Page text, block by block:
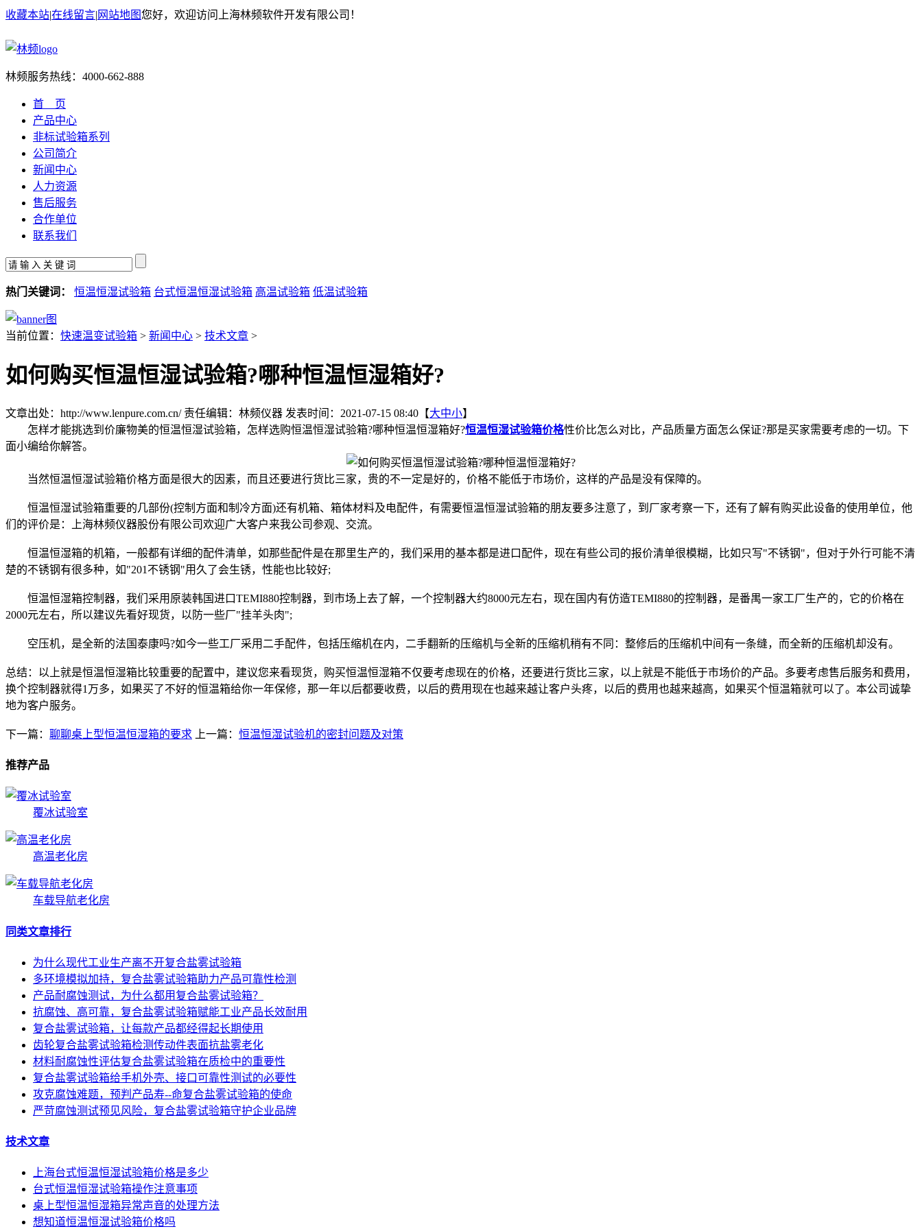
收藏本站|在线留言| 网站地图您好，欢迎访问上海林频软件开发有限公司！
林频服务热线： 4000-662-888
首 页
产品中心
非标试验箱系列
公司简介
新闻中心
人力资源
售后服务
合作单位
联系我们
热门关键词： 恒温恒湿试验箱 台式恒温恒湿试验箱 高温试验箱 低温试验箱
当前位置： 快速温变试验箱 > 新闻中心 > 技术文章 >
如何购买恒温恒湿试验箱?哪种恒温恒湿箱好?
文章出处：http://www.lenpure.com.cn/ 责任编辑：林频仪器 发表时间：2021-07-15 08:40【大中小】
怎样才能挑选到价廉物美的恒温恒湿试验箱，怎样选购恒温恒湿试验箱?哪种恒温恒湿箱好?恒温恒湿试验箱价格性价比怎么对比，产品质量方面怎么保证?那是买家需要考虑的一切。下
面小编给你解答。
当然恒温恒湿试验箱价格方面是很大的因素，而且还要进行货比三家，贵的不一定是好的，价格不能低于市场价，这样的产品是没有保障的。
恒温恒湿试验箱重要的几部份(控制方面和制冷方面)还有机箱、箱体材料及电配件，有需要恒温恒湿试验箱的朋友要多注意了，到厂家考察一下，还有了解有购买此设备的使用单位，他
们的评价是：上海林频仪器股份有限公司欢迎广大客户来我公司参观、交流。
恒温恒湿箱的机箱，一般都有详细的配件清单，如那些配件是在那里生产的，我们采用的基本都是进口配件，现在有些公司的报价清单很模糊，比如只写"不锈钢"，但对于外行可能不清
楚的不锈钢有很多种，如"201不锈钢"用久了会生锈，性能也比较好;
恒温恒湿箱控制器，我们采用原装韩国进口TEMI880控制器，到市场上去了解，一个控制器大约8000元左右，现在国内有仿造TEMI880的控制器，是番禺一家工厂生产的，它的价格在
2000元左右，所以建议先看好现货，以防一些厂"挂羊头肉";
空压机，是全新的法国泰康吗?如今一些工厂采用二手配件，包括压缩机在内，二手翻新的压缩机与全新的压缩机稍有不同：整修后的压缩机中间有一条缝，而全新的压缩机却没有。
总结：以上就是恒温恒湿箱比较重要的配置中，建议您来看现货，购买恒温恒湿箱不仅要考虑现在的价格，还要进行货比三家，以上就是不能低于市场价的产品。多要考虑售后服务和费用，
换个控制器就得1万多，如果买了不好的恒温箱给你一年保修，那一年以后都要收费，以后的费用现在也越来越让客户头疼，以后的费用也越来越高，如果买个恒温箱就可以了。本公司诚挚
地为客户服务。
下一篇： 聊聊桌上型恒温恒湿箱的要求 上一篇： 恒温恒湿试验机的密封问题及对策
推荐产品
覆冰试验室
高温老化房
车载导航老化房
同类文章排行
为什么现代工业生产离不开复合盐雾试验箱
多环境模拟加持，复合盐雾试验箱助力产品可靠性检测
产品耐腐蚀测试，为什么都用复合盐雾试验箱？
抗腐蚀、高可靠，复合盐雾试验箱赋能工业产品长效耐用
复合盐雾试验箱，让每款产品都经得起长期使用
齿轮复合盐雾试验箱检测传动件表面抗盐雾老化
材料耐腐蚀性评估复合盐雾试验箱在质检中的重要性
复合盐雾试验箱给手机外壳、接口可靠性测试的必要性
攻克腐蚀难题，预判产品寿--命复合盐雾试验箱的使命
严苛腐蚀测试预见风险，复合盐雾试验箱守护企业品牌
技术文章
上海台式恒温恒湿试验箱价格是多少
台式恒温恒湿试验箱操作注意事项
桌上型恒温恒湿箱异常声音的处理方法
想知道恒温恒湿试验箱价格吗